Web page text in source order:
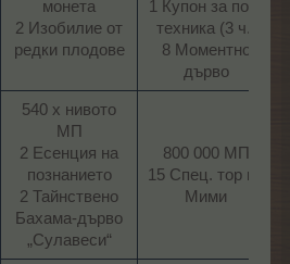
монета
2 Изобилие от
редки плодове​
1 Купон за пом.
техника (3 ч.)
8 Моментно
дърво​
540 х нивото
МП
2 Есенция на
познанието
2 Тайнствено
Бахама-дърво
„Сулавеси“​
800 000 МП
15 Спец. тор на
Мими​